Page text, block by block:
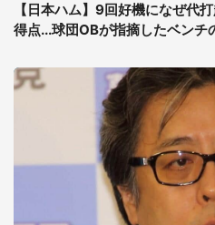
【日本ハム】9回好機になぜ代
得点...球団OBが指摘したベンチ